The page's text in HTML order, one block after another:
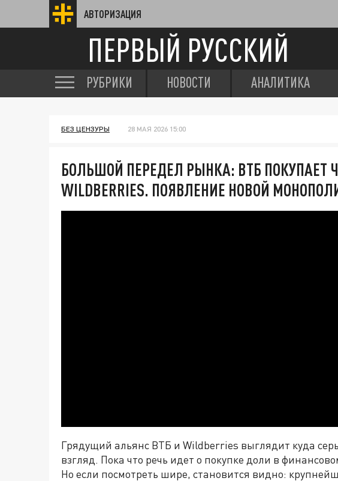
АВТОРИЗАЦИЯ
ПЕРВЫЙ РУССКИЙ
РУБРИКИ НОВОСТИ АНАЛИТИКА
БЕЗ ЦЕНЗУРЫ 28 МАЯ 2026 15:00
БОЛЬШОЙ ПЕРЕДЕЛ РЫНКА: ВТБ ПОКУПАЕТ
WILDBERRIES. ПОЯВЛЕНИЕ НОВОЙ
Грядущий альянс ВТБ и Wildberries выглядит куда
взгляд. Пока что речь идет о покупке доли в
Но если посмотреть шире, становится видно: